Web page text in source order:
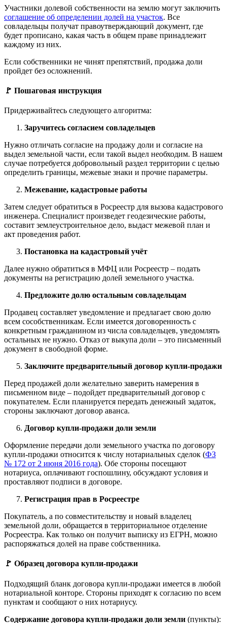
Участники долевой собственности на землю могут заключить
соглашение об определении долей на участок. Все
совладельцы получат правоутверждающий документ, где
будет прописано, какая часть в общем праве принадлежит
каждому из них.
Если собственники не чинят препятствий, продажа доли
пройдет без осложнений.
🚩 Пошаговая инструкция
Придерживайтесь следующего алгоритма:
Заручитесь согласием совладельцев
Нужно отличать согласие на продажу доли и согласие на
выдел земельной части, если такой выдел необходим. В нашем
случае потребуется добровольный раздел территории с целью
определить границы, межевые знаки и прочие параметры.
Межевание, кадастровые работы
Затем следует обратиться в Росреестр для вызова кадастрового
инженера. Специалист произведет геодезические работы,
составит землеустроительное дело, выдаст межевой план и
акт проведения работ.
Постановка на кадастровый учёт
Далее нужно обратиться в МФЦ или Росреестр – подать
документы на регистрацию долей земельного участка.
Предложите долю остальным совладельцам
Продавец составляет уведомление и предлагает свою долю
всем сособственникам. Если имеется договоренность с
конкретным гражданином из числа совладельцев, уведомлять
остальных не нужно. Отказ от выкупа доли – это письменный
документ в свободной форме.
Заключите предварительный договор купли-продажи
Перед продажей доли желательно заверить намерения в
письменном виде – подойдет предварительный договор с
покупателем. Если планируется передать денежный задаток,
стороны заключают договор аванса.
Договор купли-продажи доли земли
Оформление передачи доли земельного участка по договору
купли-продажи относится к числу нотариальных сделок (ФЗ
№ 172 от 2 июня 2016 года). Обе стороны посещают
нотариуса, оплачивают госпошлину, обсуждают условия и
проставляют подписи в договоре.
Регистрация прав в Росреестре
Покупатель, а по совместительству и новый владелец
земельной доли, обращается в территориальное отделение
Росреестра. Как только он получит выписку из ЕГРН, можно
распоряжаться долей на праве собственника.
🚩 Образец договора купли-продажи
Подходящий бланк договора купли-продажи имеется в любой
нотариальной конторе. Стороны приходят к согласию по всем
пунктам и сообщают о них нотариусу.
Содержание договора купли-продажи доли земли (пункты):